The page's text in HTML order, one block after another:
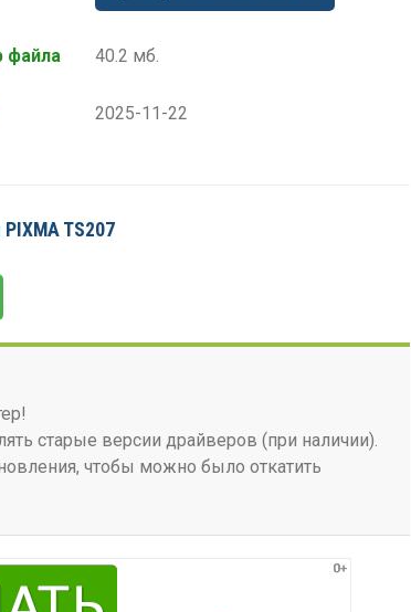
файла 40.2 мб.
2025-11-22
TS207
старые версии драйверов (при наличии).
чтобы можно было откатить